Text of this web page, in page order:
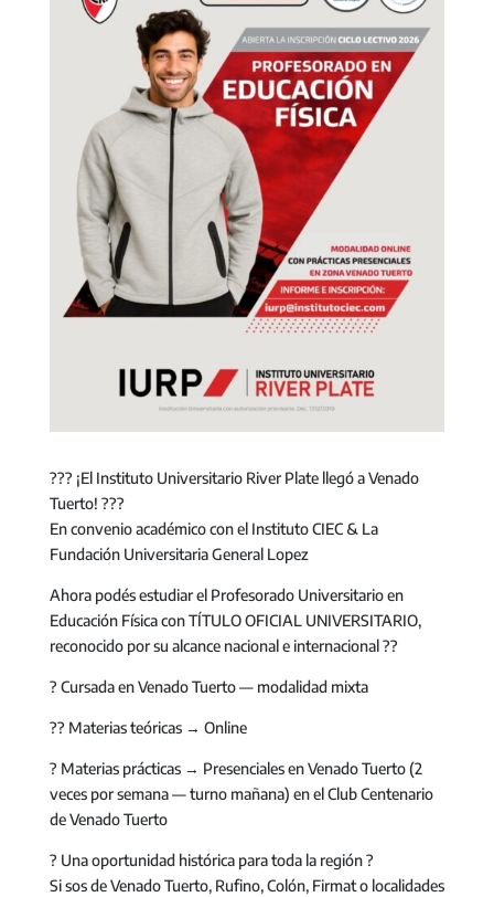
??? ¡El Instituto Universitario River Plate llegó a Venado
Tuerto! ???
En convenio académico con el Instituto CIEC & La
Fundación Universitaria General Lopez
Ahora podés estudiar el Profesorado Universitario en
Educación Física con TÍTULO OFICIAL UNIVERSITARIO,
reconocido por su alcance nacional e internacional ??
? Cursada en Venado Tuerto — modalidad mixta
?‍? Materias teóricas → Online
? Materias prácticas → Presenciales en Venado Tuerto (2
veces por semana — turno mañana) en el Club Centenario
de Venado Tuerto
? Una oportunidad histórica para toda la región ?
Si sos de Venado Tuerto, Rufino, Colón, Firmat o localidades